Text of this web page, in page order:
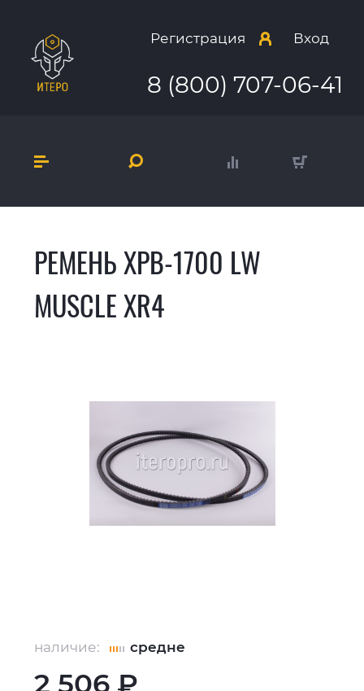
Регистрация Вход
8 (800) 707-06-41
РЕМЕНЬ XPB-1700 LW
MUSCLE XR4
наличие: средне
2 506 ₽